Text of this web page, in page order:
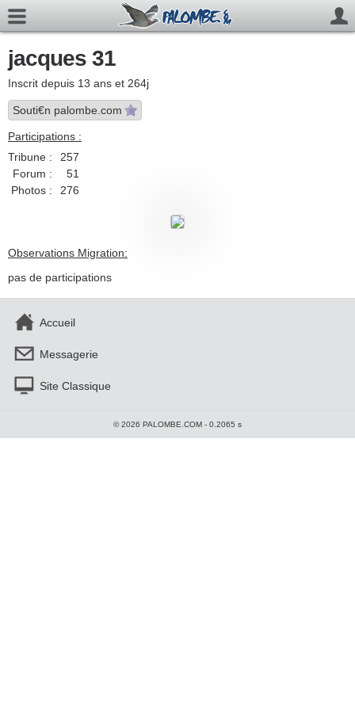
jacques 31
Inscrit depuis 13 ans et 264j
Souti€n palombe.com
Participations :
Tribune :
257
Forum :
51
Photos :
276
Observations Migration:
pas de participations
Accueil
Messagerie
Site Classique
© 2026 PALOMBE.COM - 0.2065 s